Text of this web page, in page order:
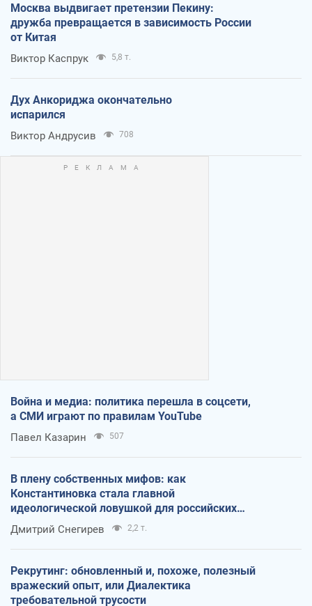
Москва выдвигает претензии Пекину:
дружба превращается в зависимость России
от Китая
Виктор Каспрук 5,8 т.
Дух Анкориджа окончательно
испарился
Виктор Андрусив 708
Война и медиа: политика перешла в соцсети,
а СМИ играют по правилам YouTube
Павел Казарин 507
В плену собственных мифов: как
Константиновка стала главной
идеологической ловушкой для российских
оккупантов
Дмитрий Снегирев 2,2 т.
Рекрутинг: обновленный и, похоже, полезный
вражеский опыт, или Диалектика
требовательной трусости